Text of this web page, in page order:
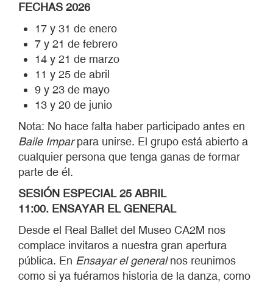
FECHAS 2026
17 y 31 de enero
7 y 21 de febrero
14 y 21 de marzo
11 y 25 de abril
9 y 23 de mayo
13 y 20 de junio
Nota: No hace falta haber participado antes en
Baile Imparpara unirse. El grupo está abierto a
cualquier persona que tenga ganas de formar
parte de él.
SESIÓN ESPECIAL 25 ABRIL
11:00. ENSAYAR EL GENERAL
Desde el Real Ballet del Museo CA2M nos
complace invitaros a nuestra gran apertura
pública. En Ensayar el generalnos reunimos
como si ya fuéramos historia de la danza, como